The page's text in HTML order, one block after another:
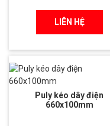
LIÊN HỆ
Puly kéo dây điện
660x100mm